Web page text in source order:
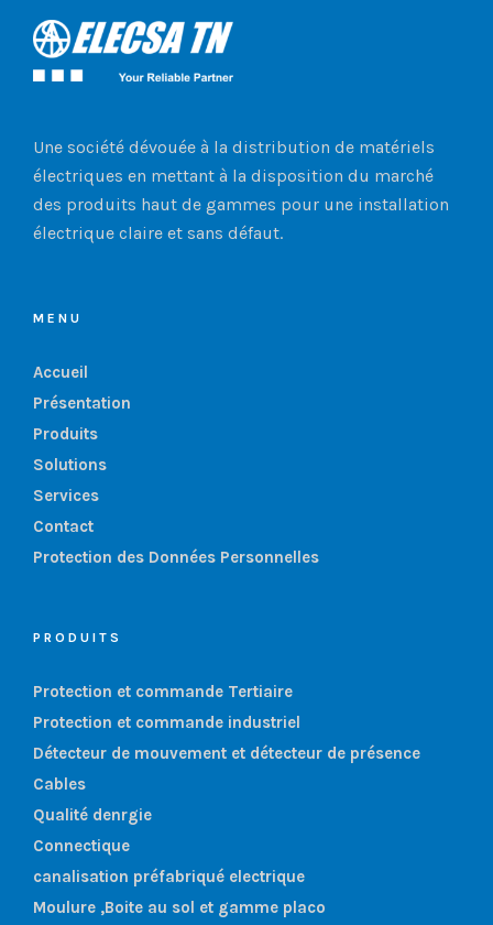
Une société dévouée à la distribution de matériels
électriques en mettant à la disposition du marché
des produits haut de gammes pour une installation
électrique claire et sans défaut.
MENU
Accueil
Présentation
Produits
Solutions
Services
Contact
Protection des Données Personnelles
PRODUITS
Protection et commande Tertiaire
Protection et commande industriel
Détecteur de mouvement et détecteur de présence
Cables
Qualité denrgie
Connectique
canalisation préfabriqué electrique
Moulure ,Boite au sol et gamme placo